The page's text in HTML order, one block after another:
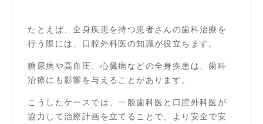
たとえば、全身疾患を持つ患者さんの歯科治療を
行う際には、口腔外科医の知識が役立ちます。
糖尿病や高血圧、心臓病などの全身疾患は、歯科
治療にも影響を与えることがあります。
こうしたケースでは、一般歯科医と口腔外科医が
協力して治療計画を立てることで、より安全で安